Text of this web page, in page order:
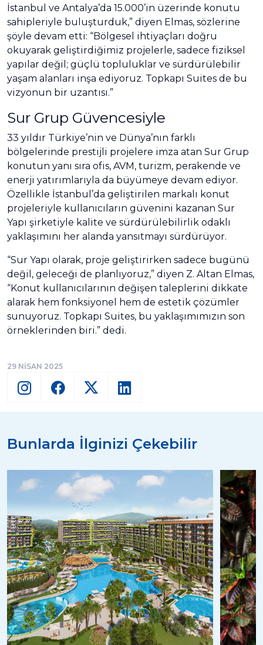
İstanbul ve Antalya’da 15.000’in üzerinde konutu
sahipleriyle buluşturduk,” diyen Elmas, sözlerine
şöyle devam etti: “Bölgesel ihtiyaçları doğru
okuyarak geliştirdiğimiz projelerle, sadece fiziksel
yapılar değil; güçlü topluluklar ve sürdürülebilir
yaşam alanları inşa ediyoruz. Topkapı Suites de bu
vizyonun bir uzantısı.”
Sur Grup Güvencesiyle
33 yıldır Türkiye’nin ve Dünya’nın farklı
bölgelerinde prestijli projelere imza atan Sur Grup
konutun yanı sıra ofis, AVM, turizm, perakende ve
enerji yatırımlarıyla da büyümeye devam ediyor.
Özellikle İstanbul’da geliştirilen markalı konut
projeleriyle kullanıcıların güvenini kazanan Sur
Yapı şirketiyle kalite ve sürdürülebilirlik odaklı
yaklaşımını her alanda yansıtmayı sürdürüyor.
“Sur Yapı olarak, proje geliştirirken sadece bugünü
değil, geleceği de planlıyoruz,” diyen Z. Altan Elmas,
“Konut kullanıcılarının değişen taleplerini dikkate
alarak hem fonksiyonel hem de estetik çözümler
sunuyoruz. Topkapı Suites, bu yaklaşımımızın son
örneklerinden biri.” dedi.
29 NİSAN 2025
Bunlarda İlginizi Çekebilir